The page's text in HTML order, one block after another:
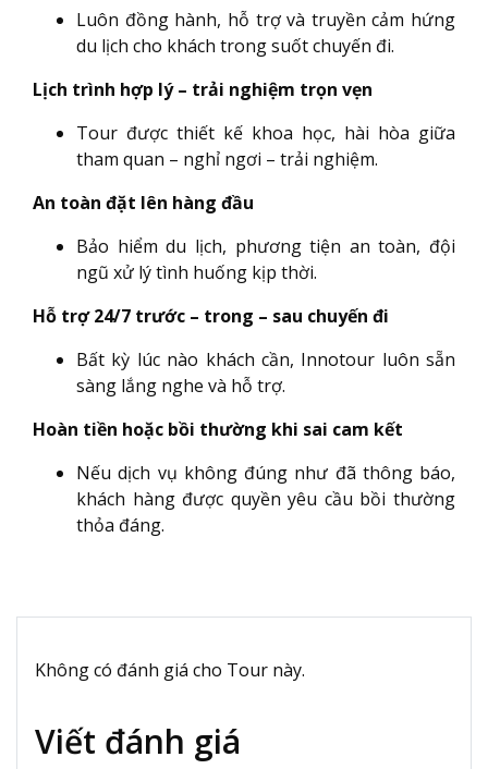
Luôn đồng hành, hỗ trợ và truyền cảm hứng
du lịch cho khách trong suốt chuyến đi.
Lịch trình hợp lý – trải nghiệm trọn vẹn
Tour được thiết kế khoa học, hài hòa giữa
tham quan – nghỉ ngơi – trải nghiệm.
An toàn đặt lên hàng đầu
Bảo hiểm du lịch, phương tiện an toàn, đội
ngũ xử lý tình huống kịp thời.
Hỗ trợ 24/7 trước – trong – sau chuyến đi
Bất kỳ lúc nào khách cần, Innotour luôn sẵn
sàng lắng nghe và hỗ trợ.
Hoàn tiền hoặc bồi thường khi sai cam kết
Nếu dịch vụ không đúng như đã thông báo,
khách hàng được quyền yêu cầu bồi thường
thỏa đáng.
Không có đánh giá cho Tour này.
Viết đánh giá